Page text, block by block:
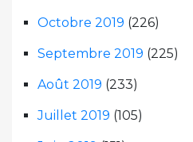
Octobre 2019 (226)
Septembre 2019 (225)
Août 2019 (233)
Juillet 2019 (105)